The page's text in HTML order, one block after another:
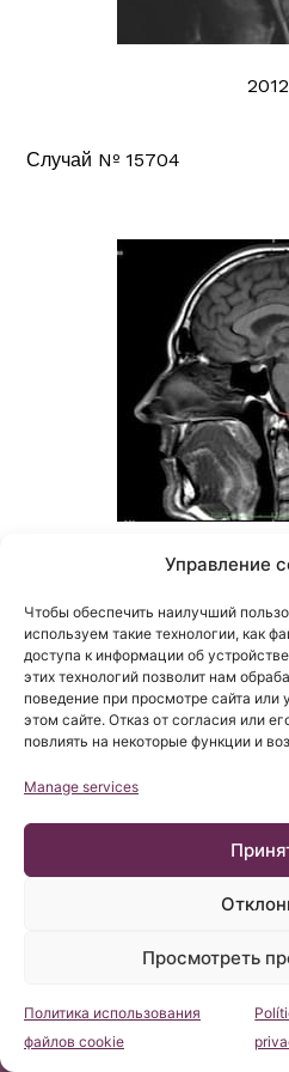
Управление
Чтобы обеспечить наилучший
используем такие технологии, как
доступа к информации об
этих технологий позволит нам
поведение при просмотре сайта или
этом сайте. Отказ от согласия или
повлиять на некоторые функции и
Manage services
Просмотреть
Политика использования
файлов cookie
2012
Случай Nº 15704
2010